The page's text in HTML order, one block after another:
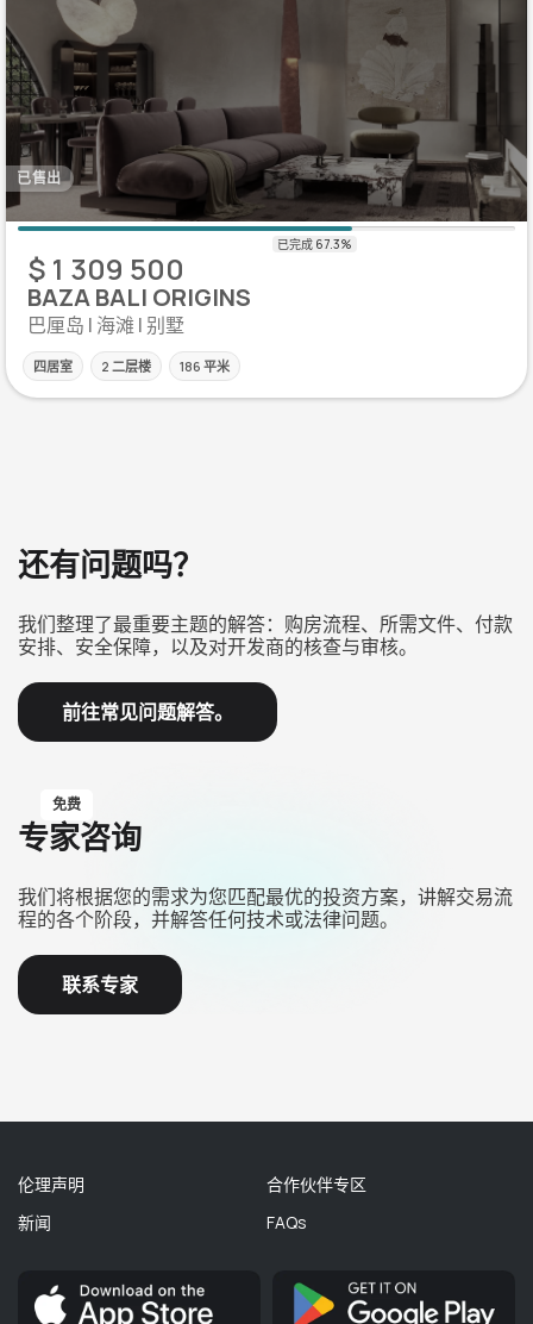
已售出
$ 1 309 500
BAZA BALI ORIGINS
巴厘岛 | 海滩 | 别墅
四居室 2 二层楼 186 平米
还有问题吗？
我们整理了最重要主题的解答：购房流程、所需文件、付款
安排、安全保障，以及对开发商的核查与审核。
前往常见问题解答。
免费
专家咨询
我们将根据您的需求为您匹配最优的投资方案，讲解交易流
程的各个阶段，并解答任何技术或法律问题。
联系专家
伦理声明
新闻
合作伙伴专区
FAQs